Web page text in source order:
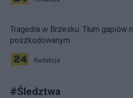
Tragedia w Brzesku. Tłum gapiów
poszkodowanym
Redakcja
#Śledztwa